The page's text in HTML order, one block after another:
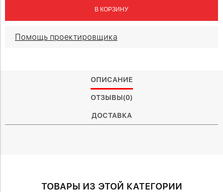
В КОРЗИНУ
Помощь проектировщика
ОПИСАНИЕ
ОТЗЫВЫ(0)
ДОСТАВКА
ТОВАРЫ ИЗ ЭТОЙ КАТЕГОРИИ